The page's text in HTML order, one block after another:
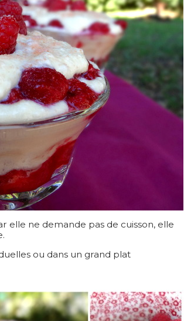
elle ne demande pas de cuisson, elle
ou dans un grand plat